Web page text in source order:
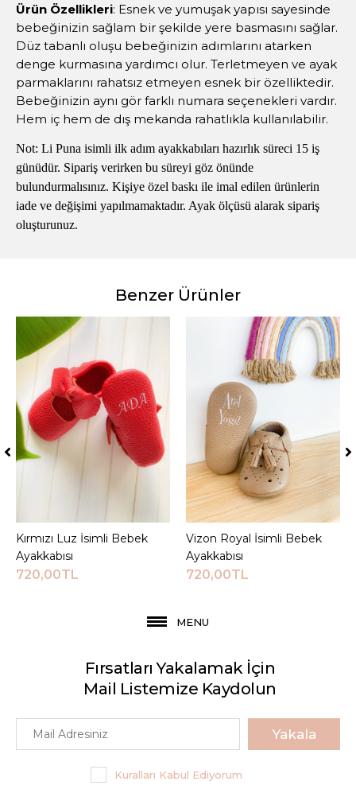
Ürün Özellikleri: Esnek ve yumuşak yapısı sayesinde
bebeğinizin sağlam bir şekilde yere basmasını sağlar.
Düz tabanlı oluşu bebeğinizin adımlarını atarken
denge kurmasına yardımcı olur. Terletmeyen ve ayak
parmaklarını rahatsız etmeyen esnek bir özelliktedir.
Bebeğinizin aynı gör farklı numara seçenekleri vardır.
Hem iç hem de dış mekanda rahatlıkla kullanılabilir.
Not: Li Puna isimli ilk adım ayakkabıları hazırlık süreci 15 iş
günüdür. Sipariş verirken bu süreyi göz önünde
bulundurmalısınız. Kişiye özel baskı ile imal edilen ürünlerin
iade ve değişimi yapılmamaktadır. Ayak ölçüsü alarak sipariş
oluşturunuz.
Benzer Ürünler
Sepete Ekle
Kırmızı Luz İsimli Bebek
Ayakkabısı
720,00TL
Sepete Ekle
Vizon Royal İsimli Bebek
Ayakkabısı
720,00TL
MENU
Fırsatları Yakalamak İçin
Mail Listemize Kaydolun
Yakala
Kuralları Kabul Ediyorum